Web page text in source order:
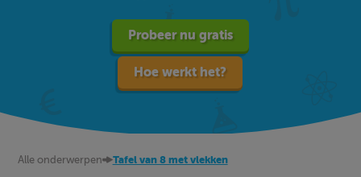
Probeer nu gratis
Hoe werkt het?
Alle onderwerpen Tafel van 8 met vlekken